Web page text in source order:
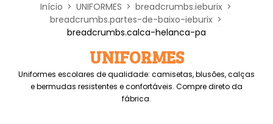
Início > UNIFORMES > breadcrumbs.ieburix >
breadcrumbs.partes-de-baixo-ieburix >
breadcrumbs.calca-helanca-pa
UNIFORMES
Uniformes escolares de qualidade: camisetas, blusões, calças
e bermudas resistentes e confortáveis. Compre direto da
fábrica.